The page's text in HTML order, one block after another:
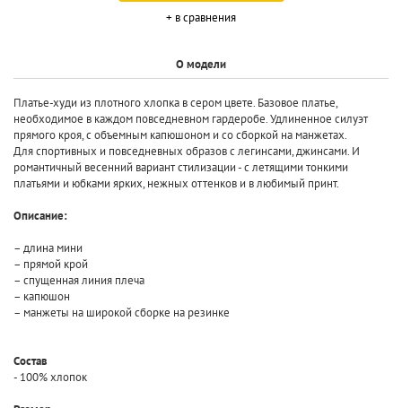
+ в сравнения
О модели
Платье-худи из плотного хлопка в сером цвете. Базовое платье,
необходимое в каждом повседневном гардеробе. Удлиненное силуэт
прямого кроя, с объемным капюшоном и со сборкой на манжетах.
Для спортивных и повседневных образов с легинсами, джинсами. И
романтичный весенний вариант стилизации - с летящими тонкими
платьями и юбками ярких, нежных оттенков и в любимый принт.
Описание:
– длина мини
– прямой крой
– спущенная линия плеча
– капюшон
– манжеты на широкой сборке на резинке
Состав
- 100% хлопок